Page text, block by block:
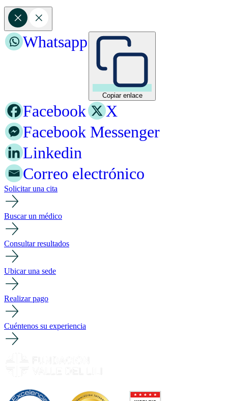
Copiar enlace
Whatsapp
Facebook
X
Facebook Messenger
Linkedin
Correo electrónico
Solicitar una cita
Buscar un médico
Consultar resultados
Ubicar una sede
Realizar pago
Cuéntenos su experiencia